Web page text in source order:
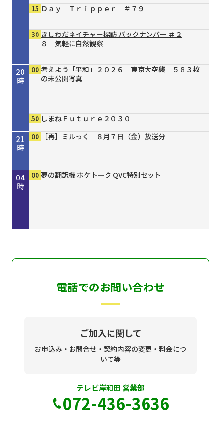
20
時
21
時
22
時
23
時
00
時
01
時
02
時
03
時
04
時
15 Ｄａｙ Ｔｒｉｐｐｅｒ ＃７９
30 きしわだネイチャー探訪 バックナンバー ＃２
８ 気軽に自然観察
00 考えよう「平和」２０２６ 東京大空襲 ５８３枚
の未公開写真
50 しまねＦｕｔｕｒｅ２０３０
00
［再］ミルっく ８月７日（金）放送分
00 Ｄａｙ Ｔｒｉｐｐｅｒ ＃７９
15 シェフが教える家庭料理 ＃３７ 豆乳と漬物の
30 タイガースＶ特急 ８／４号
00 ［再］ミルっく ８月７日（金）放送分
00 はじめのミニだんじりへの道 ＃１２４
30 趣味の園芸 ガーデナー直伝 すてき！の作り方
55 オリックス・バファローズが好きやねん！８／１
00 銀座トマト ドクターズサプリ
00 夢の翻訳機 ポケトーク QVC特別セット
00 夢の翻訳機 ポケトーク QVC特別セット
00 夢の翻訳機 ポケトーク QVC特別セット
電話でのお問い合わせ
ご加入に関して
お申込み・お問合せ・契約内容の変更・料金につ
いて等
テレビ岸和田 営業部
072-436-3636